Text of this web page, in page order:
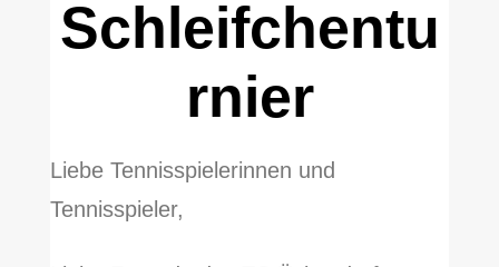
Schleifchentu
rnier
Liebe Tennisspielerinnen und
Tennisspieler,